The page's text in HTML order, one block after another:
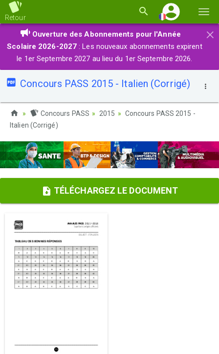
la
Retour
×
Ouverture des Abonnements pour l'Année
Scolaire 2026-2027 : Les nouveaux abonnements expirent
le 1er Septembre 2027 au lieu du 1er Septembre 2026.
Concours PASS 2015 - Italien (Corrigé)
Concours PASS 2015
Concours PASS 2015 -
Italien (Corrigé)
TÉLÉCHARGEZ LE DOCUMENT